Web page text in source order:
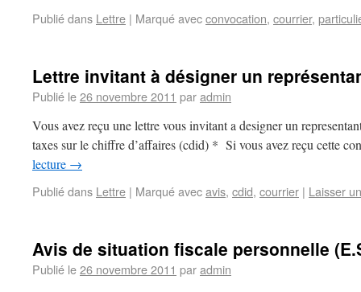
Publié dans Lettre | Marqué avecconvocation, courrier,
Lettre invitant à désigner un
Publié le26 novembre 2011 paradmin
Vous avez reçu une lettre vous invitant a designer un
taxes sur le chiffre d’affaires (cdid) * Si vous avez reçu cette
lecture →
Publié dans Lettre | Marqué avecavis, cdid, courrier | Laisser
Avis de situation fiscale personnelle
Publié le26 novembre 2011 paradmin